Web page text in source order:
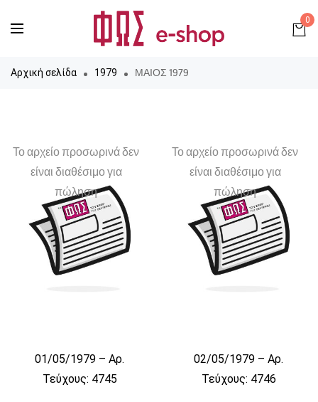
0
Αρχική σελίδα 1979 ΜΑΙΟΣ 1979
Το αρχείο προσωρινά δεν
είναι διαθέσιμο για
πώληση
01/05/1979 – Αρ.
Τεύχους: 4745
Το αρχείο προσωρινά δεν
είναι διαθέσιμο για
πώληση
02/05/1979 – Αρ.
Τεύχους: 4746